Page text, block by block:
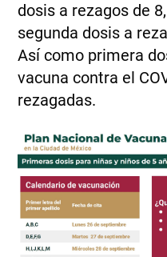
dosis a rezagos de
segunda dosis a
Así como primera
vacuna contra el
rezagadas.